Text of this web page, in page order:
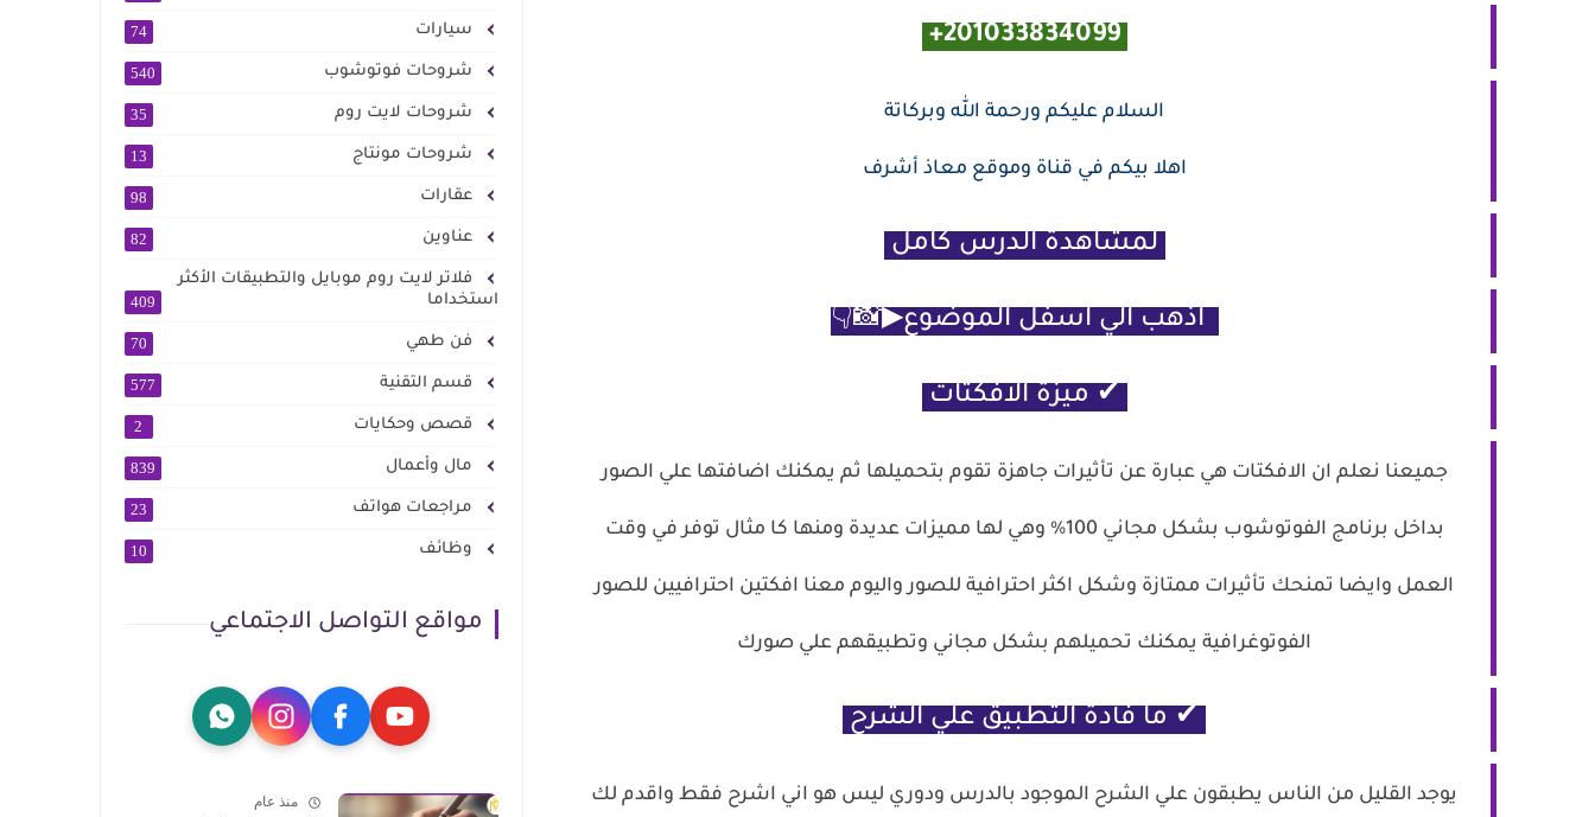
201033834099+
السلام عليكم ورحمة الله وبركاتة
اهلا بيكم في قناة وموقع معاذ أشرف
لمشاهدة الدرس كامل
اذهب الي اسفل الموضوع▶📸👇
✔ ميزة الافكتات
جميعنا نعلم ان الافكتات هي عبارة عن تأثيرات جاهزة تقوم بتحميلها ثم يمكنك اضافتها علي الصور
بداخل برنامج الفوتوشوب بشكل مجاني 100% وهي لها مميزات عديدة ومنها كا مثال توفر في وقت
العمل وايضا تمنحك تأثيرات ممتازة وشكل اكثر احترافية للصور واليوم معنا افكتين احترافيين للصور
الفوتوغرافية يمكنك تحميلهم بشكل مجاني وتطبيقهم علي صورك
✔ ما فأدة التطبيق علي الشرح
يوجد القليل من الناس يطبقون علي الشرح الموجود بالدرس ودوري ليس هو اني اشرح فقط واقدم لك
سيارات 74
شروحات فوتوشوب 540
شروحات لايت روم 35
شروحات مونتاج 13
عقارات 98
عناوين 82
فلاتر لايت روم موبايل والتطبيقات الأكثر
استخداما
409
فن طهي 70
قسم التقنية 577
قصص وحكايات 2
مال وأعمال 839
مراجعات هواتف 23
وظائف 10
مواقع التواصل الاجتماعي
منذ عام